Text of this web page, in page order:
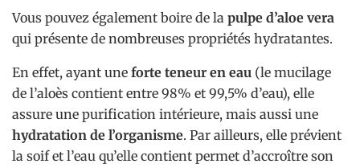
Vous pouvez également boire de la pulpe d’aloe vera
qui présente de nombreuses propriétés hydratantes.
En effet, ayant une forte teneur en eau (le mucilage
de l’aloès contient entre 98% et 99,5% d’eau), elle
assure une purification intérieure, mais aussi une
hydratation de l’organisme. Par ailleurs, elle prévient
la soif et l’eau qu’elle contient permet d’accroître son